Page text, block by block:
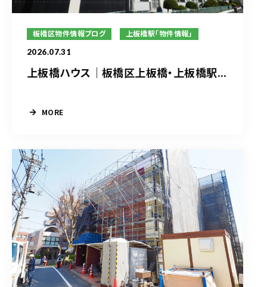
板橋区物件情報ブログ 上板橋駅「物件情報」
2026.07.31
上板橋ハウス｜板橋区上板橋・上板橋駅...
MORE